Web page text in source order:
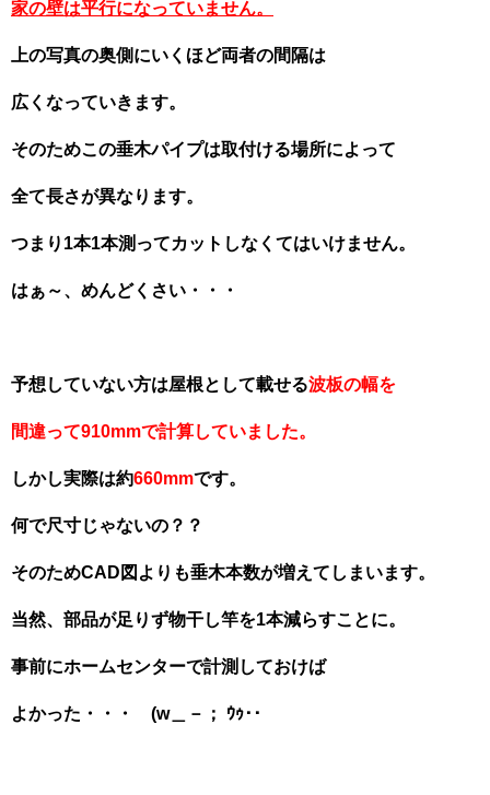
家の壁は平行になっていません。
上の写真の奥側にいくほど両者の間隔は
広くなっていきます。
そのためこの垂木パイプは取付ける場所によって
全て長さが異なります。
つまり1本1本測ってカットしなくてはいけません。
はぁ～、めんどくさい・・・
予想していない方は屋根として載せる波板の幅を
間違って910mmで計算していました。
しかし実際は約660mmです。
何で尺寸じゃないの？？
そのためCAD図よりも垂木本数が増えてしまいます。
当然、部品が足りず物干し竿を1本減らすことに。
事前にホームセンターで計測しておけば
よかった・・・ (w＿－； ｳｩ･･